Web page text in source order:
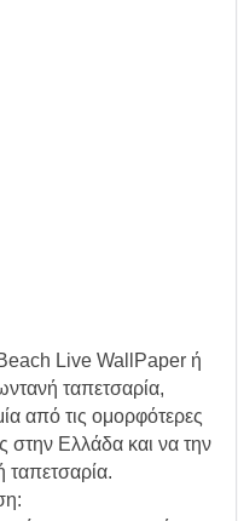
Live WallPaper ή
ταπετσαρία,
από τις ομορφότερες
στην Ελλάδα και να την
ταπετσαρία.